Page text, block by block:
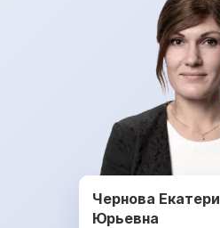
Чернова
Юрьевна